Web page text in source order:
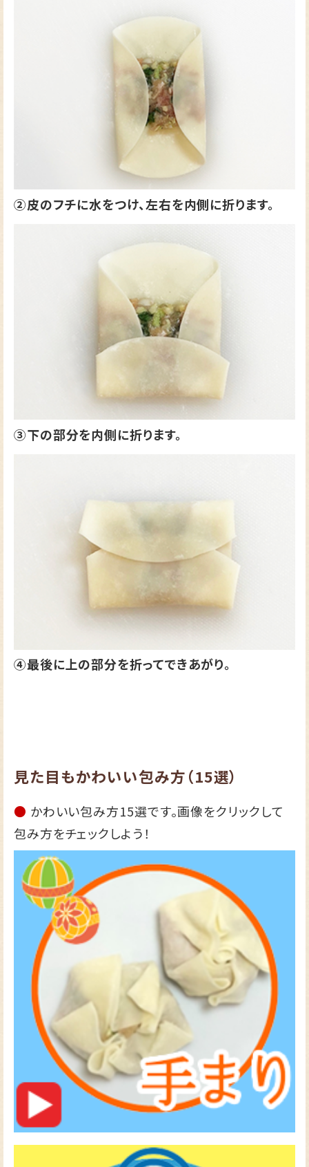
②皮のフチに水をつけ、左右を内側に折ります。
③下の部分を内側に折ります。
④最後に上の部分を折ってできあがり。
見た目もかわいい包み方（15選）
● かわいい包み方15選です。画像をクリックして
包み方をチェックしよう！